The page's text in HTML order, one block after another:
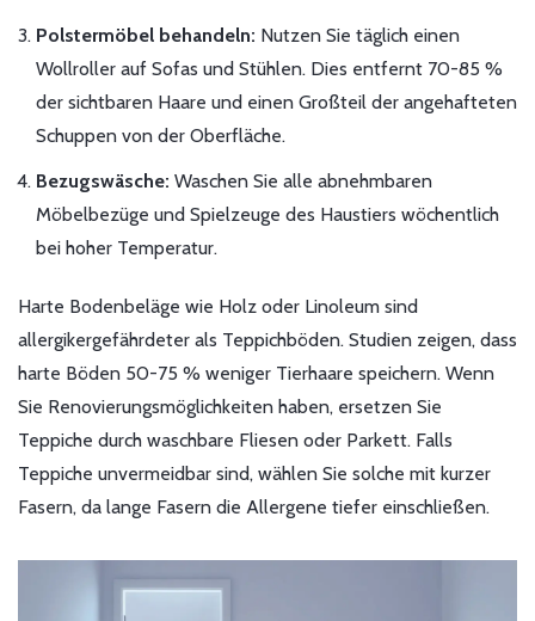
Polstermöbel behandeln: Nutzen Sie täglich einen
Wollroller auf Sofas und Stühlen. Dies entfernt 70-85 %
der sichtbaren Haare und einen Großteil der angehafteten
Schuppen von der Oberfläche.
Bezugswäsche: Waschen Sie alle abnehmbaren
Möbelbezüge und Spielzeuge des Haustiers wöchentlich
bei hoher Temperatur.
Harte Bodenbeläge wie Holz oder Linoleum sind
allergikergefährdeter als Teppichböden. Studien zeigen, dass
harte Böden 50-75 % weniger Tierhaare speichern. Wenn
Sie Renovierungsmöglichkeiten haben, ersetzen Sie
Teppiche durch waschbare Fliesen oder Parkett. Falls
Teppiche unvermeidbar sind, wählen Sie solche mit kurzer
Fasern, da lange Fasern die Allergene tiefer einschließen.